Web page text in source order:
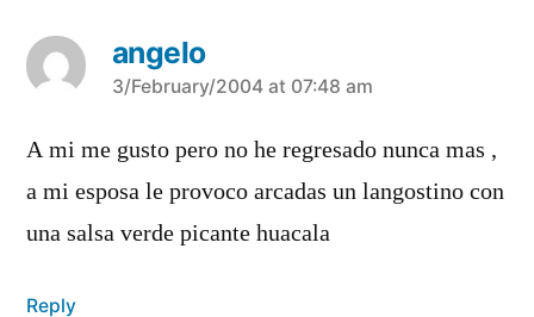
angelo
says:
3/February/2004 at 07:48 am
A mi me gusto pero no he regresado nunca mas ,
a mi esposa le provoco arcadas un langostino con
una salsa verde picante huacala
Reply